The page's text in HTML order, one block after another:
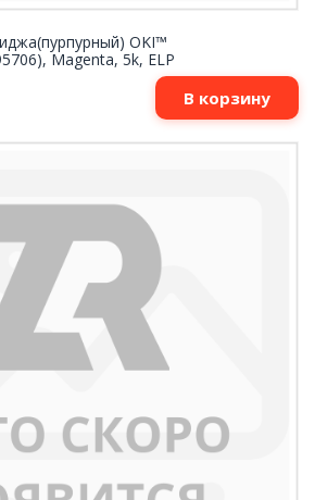
OKI™
Magenta, 5k, ELP
В корзину